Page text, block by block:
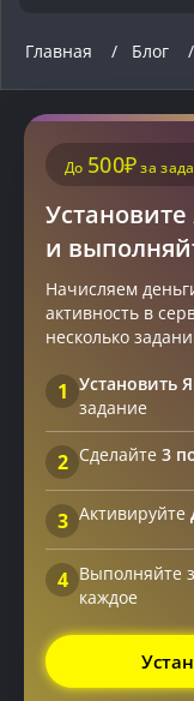
Главная Блог
До 500₽за
Установите
и
Начисляем
активность в
несколько
1 Установить
задание
2 Сделайте 3
3 Активируйте
4 Выполняйте
каждое